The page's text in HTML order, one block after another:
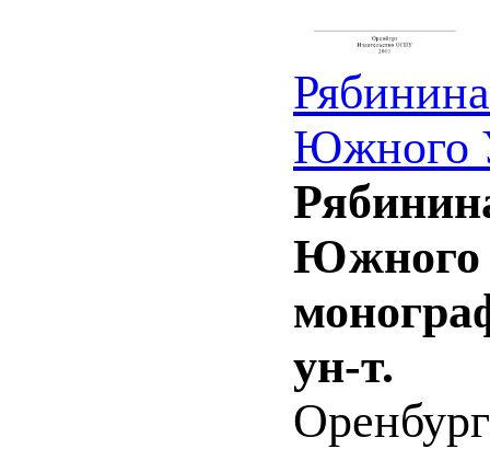
Южного
Южного
ун-т.